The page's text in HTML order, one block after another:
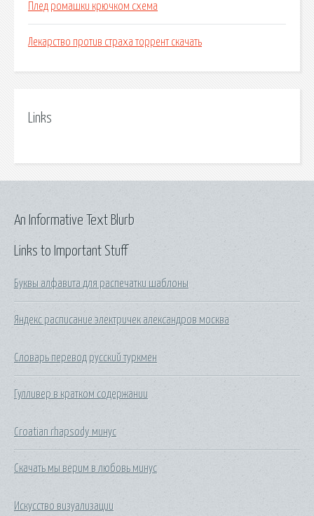
Плед ромашки крючком схема
Лекарство против страха торрент скачать
Links
Links to Important Stuff
Буквы алфавита для распечатки шаблоны
Яндекс расписание электричек александров москва
Словарь перевод русский туркмен
Гулливер в кратком содержании
Croatian rhapsody минус
Скачать мы верим в любовь минус
Искусство визуализации
An Informative Text Blurb